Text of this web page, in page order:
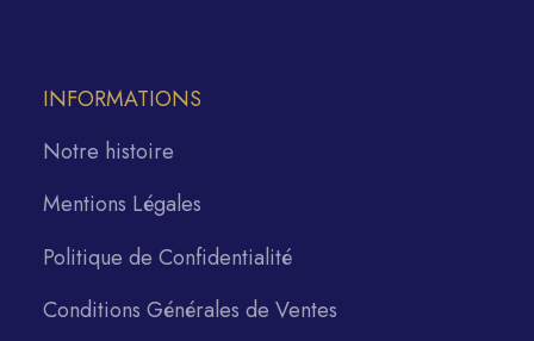
INFORMATIONS
Notre histoire
Mentions Légales
Politique de Confidentialité
Conditions Générales de Ventes